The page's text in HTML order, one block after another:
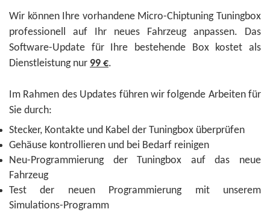
Wir können Ihre vorhandene Micro-Chiptuning Tuningbox
professionell auf Ihr neues Fahrzeug anpassen. Das
Software-Update für Ihre bestehende Box kostet als
Dienstleistung nur 99 €.
Im Rahmen des Updates führen wir folgende Arbeiten für
Sie durch:
Stecker, Kontakte und Kabel der Tuningbox überprüfen
Gehäuse kontrollieren und bei Bedarf reinigen
Neu-Programmierung der Tuningbox auf das neue
Fahrzeug
Test der neuen Programmierung mit unserem
Simulations-Programm